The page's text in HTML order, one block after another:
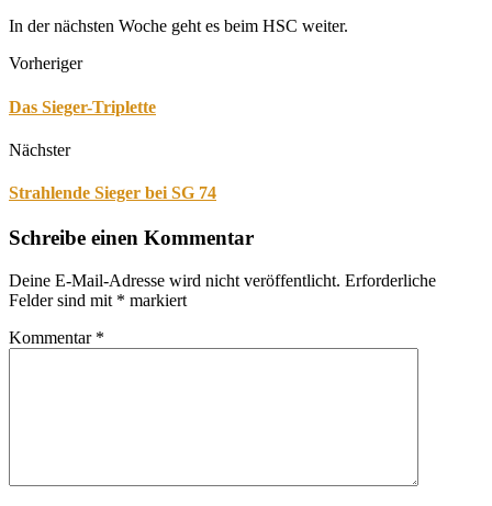
In der nächsten Woche geht es beim HSC weiter.
Vorheriger
Das Sieger-Triplette
Nächster
Strahlende Sieger bei SG 74
Schreibe einen Kommentar
Deine E-Mail-Adresse wird nicht veröffentlicht. Erforderliche
Felder sind mit * markiert
Kommentar *